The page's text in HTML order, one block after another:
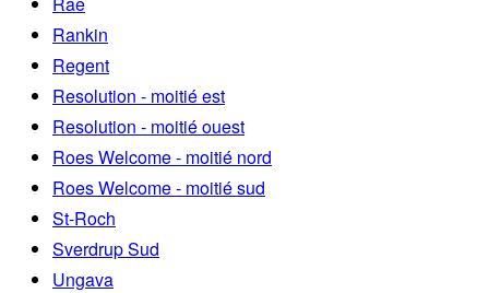
Rankin
Regent
Resolution - moitié est
Resolution - moitié ouest
Roes Welcome - moitié nord
Roes Welcome - moitié sud
St-Roch
Sverdrup Sud
Ungava